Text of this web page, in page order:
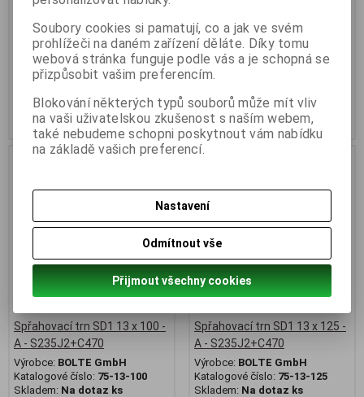
Spřahovací trny pro tažené
železobetonové mostové
konstrukce včetně keramických
kroužků.
Materiál: nelegovaná ocel,
S235J2+C450.
Cena na poptání dle
množství!
železobetonové mostové
konstrukce včetně keramických
kroužků.
Materiál: nelegovaná ocel,
S235J2+C450.
Cena na poptání dle
množství!
Spřahovací trn SD1 13 x 100 -
A - S235J2+C470
Výrobce: BOLTE GmbH
Katalogové číslo: 75-13-100
Skladem: Na dotaz ks
Spřahovací trn SD1 13 x 125 -
A - S235J2+C470
Výrobce: BOLTE GmbH
Katalogové číslo: 75-13-125
Skladem: Na dotaz ks
Soubory cookies si pamatují, co a jak ve svém
prohlížeči na daném zařízení děláte. Díky tomu
webová stránka funguje podle vás a je schopná se
přizpůsobit vašim preferencím.
Blokování některých typů souborů může mít vliv
na vaši uživatelskou zkušenost s naším webem,
také nebudeme schopni poskytnout vám nabídku
na základě vašich preferencí.
Nastavení
Odmítnout vše
Přijmout všechny cookies